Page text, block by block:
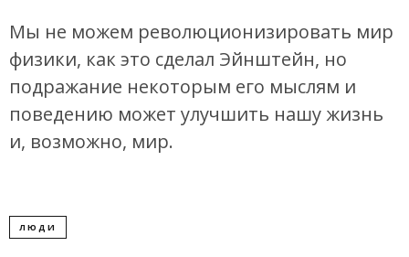
Мы не можем революционизировать мир
физики, как это сделал Эйнштейн, но
подражание некоторым его мыслям и
поведению может улучшить нашу жизнь
и, возможно, мир.
ЛЮДИ